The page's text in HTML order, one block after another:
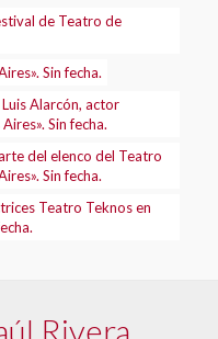
de Teatro de
Sin fecha.
Alarcón, actor
Sin fecha.
del elenco del Teatro
Sin fecha.
Teatro Teknos en
Rivera